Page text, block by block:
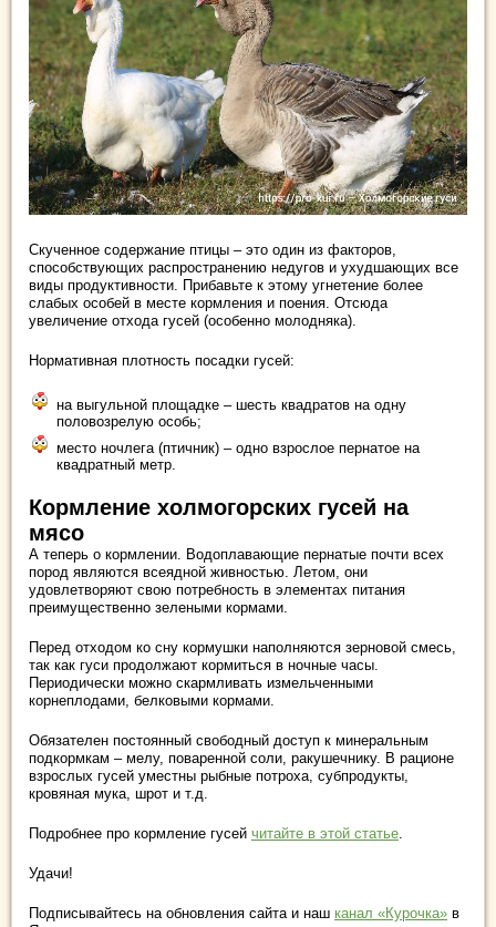
Скученное содержание птицы – это один из факторов,
способствующих распространению недугов и ухудшающих все
виды продуктивности. Прибавьте к этому угнетение более
слабых особей в месте кормления и поения. Отсюда
увеличение отхода гусей (особенно молодняка).
Нормативная плотность посадки гусей:
на выгульной площадке – шесть квадратов на одну
половозрелую особь;
место ночлега (птичник) – одно взрослое пернатое на
квадратный метр.
Кормление холмогорских гусей на
мясо
А теперь о кормлении. Водоплавающие пернатые почти всех
пород являются всеядной живностью. Летом, они
удовлетворяют свою потребность в элементах питания
преимущественно зелеными кормами.
Перед отходом ко сну кормушки наполняются зерновой смесь,
так как гуси продолжают кормиться в ночные часы.
Периодически можно скармливать измельченными
корнеплодами, белковыми кормами.
Обязателен постоянный свободный доступ к минеральным
подкормкам – мелу, поваренной соли, ракушечнику. В рационе
взрослых гусей уместны рыбные потроха, субпродукты,
кровяная мука, шрот и т.д.
Подробнее про кормление гусей читайте в этой статье
Удачи!
Подписывайтесь на обновления сайта и наш канал «Курочка» в